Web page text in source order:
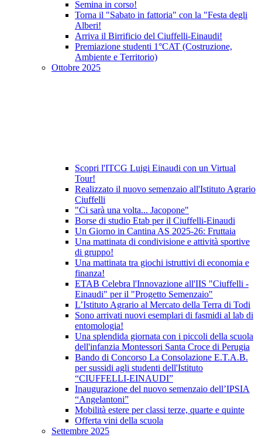
Semina in corso!
Torna il "Sabato in fattoria" con la "Festa degli
Alberi!
Arriva il Birrificio del Ciuffelli-Einaudi!
Premiazione studenti 1°CAT (Costruzione,
Ambiente e Territorio)
Ottobre 2025
Scopri l'ITCG Luigi Einaudi con un Virtual
Tour!
Realizzato il nuovo semenzaio all'Istituto Agrario
Ciuffelli
"Ci sarà una volta... Jacopone"
Borse di studio Etab per il Ciuffelli-Einaudi
Un Giorno in Cantina AS 2025-26: Fruttaia
Una mattinata di condivisione e attività sportive
di gruppo!
Una mattinata tra giochi istruttivi di economia e
finanza!
ETAB Celebra l'Innovazione all'IIS "Ciuffelli -
Einaudi" per il "Progetto Semenzaio"
L’Istituto Agrario al Mercato della Terra di Todi
Sono arrivati nuovi esemplari di fasmidi al lab di
entomologia!
Una splendida giornata con i piccoli della scuola
dell'infanzia Montessori Santa Croce di Perugia
Bando di Concorso La Consolazione E.T.A.B.
per sussidi agli studenti dell'Istituto
“CIUFFELLI-EINAUDI”
Inaugurazione del nuovo semenzaio dell’IPSIA
“Angelantoni”
Mobilità estere per classi terze, quarte e quinte
Offerta vini della scuola
Settembre 2025